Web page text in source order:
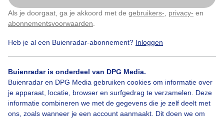
Als je doorgaat, ga je akkoord met de gebruikers- privacy- en
abonnementsvoorwaarden
Heb je al een Buienradar-abonnement? Inloggen
Buienradar is onderdeel van DPG Media.
Buienradar en DPG Media gebruiken cookies om informatie over
je apparaat, locatie, browser en surfgedrag te verzamelen. Deze
informatie combineren we met de gegevens die je zelf deelt met
ons, zoals wanneer je een account aanmaakt. Dit doen we om
Klik hierom dit aan te passen